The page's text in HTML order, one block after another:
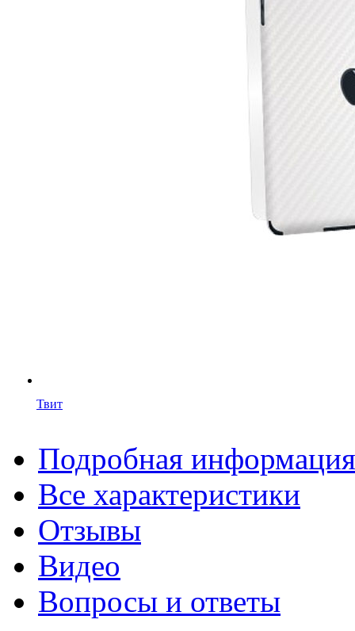
Твит
Подробная информация
Все характеристики
Отзывы
Видео
Вопросы и ответы